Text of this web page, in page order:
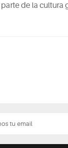
de la cultura